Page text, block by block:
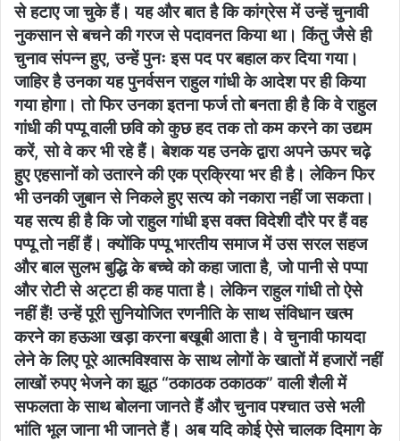
से हटाए जा चुके हैं। यह और बात है कि कांग्रेस में उन्हें चुनावी
नुकसान से बचने की गरज से पदावनत किया था। किंतु जैसे ही
चुनाव संपन्न हुए, उन्हें पुनः इस पद पर बहाल कर दिया गया।
जाहिर है उनका यह पुनर्वसन राहुल गांधी के आदेश पर ही किया
गया होगा। तो फिर उनका इतना फर्ज तो बनता ही है कि वे राहुल
गांधी की पप्पू वाली छवि को कुछ हद तक तो कम करने का उद्यम
करें, सो वे कर भी रहे हैं। बेशक यह उनके द्वारा अपने ऊपर चढ़े
हुए एहसानों को उतारने की एक प्रक्रिया भर ही है। लेकिन फिर
भी उनकी जुबान से निकले हुए सत्य को नकारा नहीं जा सकता।
यह सत्य ही है कि जो राहुल गांधी इस वक्त विदेशी दौरे पर हैं वह
पप्पू तो नहीं हैं। क्योंकि पप्पू भारतीय समाज में उस सरल सहज
और बाल सुलभ बुद्धि के बच्चे को कहा जाता है, जो पानी से पप्पा
और रोटी से अट्टा ही कह पाता है। लेकिन राहुल गांधी तो ऐसे
नहीं हैं! उन्हें पूरी सुनियोजित रणनीति के साथ संविधान खत्म
करने का हऊआ खड़ा करना बखूबी आता है। वे चुनावी फायदा
लेने के लिए पूरे आत्मविश्वास के साथ लोगों के खातों में हजारों नहीं
लाखों रुपए भेजने का झूठ “ठकाठक ठकाठक” वाली शैली में
सफलता के साथ बोलना जानते हैं और चुनाव पश्चात उसे भली
भांति भूल जाना भी जानते हैं। अब यदि कोई ऐसे चालक दिमाग के